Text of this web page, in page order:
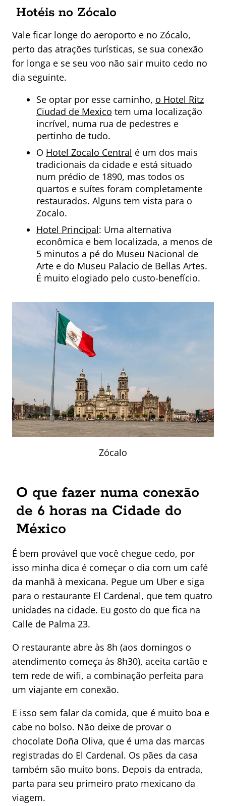
Hotéis no Zócalo
Vale ficar longe do aeroporto e no Zócalo,
perto das atrações turísticas, se sua conexão
for longa e se seu voo não sair muito cedo no
dia seguinte.
Se optar por esse caminho, o Hotel Ritz
Ciudad de Mexico tem uma localização
incrível, numa rua de pedestres e
pertinho de tudo.
O Hotel Zocalo Central é um dos mais
tradicionais da cidade e está situado
num prédio de 1890, mas todos os
quartos e suítes foram completamente
restaurados. Alguns tem vista para o
Zocalo.
Hotel Principal: Uma alternativa
econômica e bem localizada, a menos de
5 minutos a pé do Museu Nacional de
Arte e do Museu Palacio de Bellas Artes.
É muito elogiado pelo custo-benefício.
Zócalo
O que fazer numa conexão
de 6 horas na Cidade do
México
É bem provável que você chegue cedo, por
isso minha dica é começar o dia com um café
da manhã à mexicana. Pegue um Uber e siga
para o restaurante El Cardenal, que tem quatro
unidades na cidade. Eu gosto do que fica na
Calle de Palma 23.
O restaurante abre às 8h (aos domingos o
atendimento começa às 8h30), aceita cartão e
tem rede de wifi, a combinação perfeita para
um viajante em conexão.
E isso sem falar da comida, que é muito boa e
cabe no bolso. Não deixe de provar o
chocolate Doña Oliva, que é uma das marcas
registradas do El Cardenal. Os pães da casa
também são muito bons. Depois da entrada,
parta para seu primeiro prato mexicano da
viagem.